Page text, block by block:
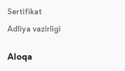
Sertifikat
Adliya vazirligi
Aloqa